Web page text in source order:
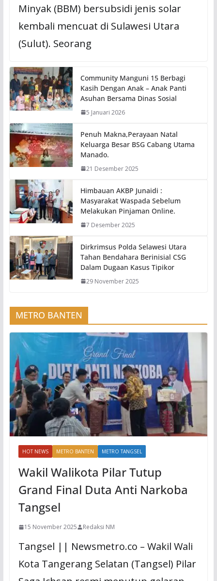
Minyak (BBM) bersubsidi jenis solar
kembali mencuat di Sulawesi Utara
(Sulut). Seorang
Community Manguni 15 Berbagi
Kasih Dengan Anak – Anak Panti
Asuhan Bersama Dinas Sosial
5 Januari 2026
Penuh Makna,Perayaan Natal
Keluarga Besar BSG Cabang Utama
Manado.
21 Desember 2025
Himbauan AKBP Junaidi :
Masyarakat Waspada Sebelum
Melakukan Pinjaman Online.
7 Desember 2025
Dirkrimsus Polda Selawesi Utara
Tahan Bendahara Berinisial CSG
Dalam Dugaan Kasus Tipikor
29 November 2025
METRO BANTEN
HOT NEWS METRO BANTEN METRO TANGSEL
Wakil Walikota Pilar Tutup
Grand Final Duta Anti Narkoba
Tangsel
15 November 2025 Redaksi NM
Tangsel || Newsmetro.co – Wakil Wali
Kota Tangerang Selatan (Tangsel) Pilar